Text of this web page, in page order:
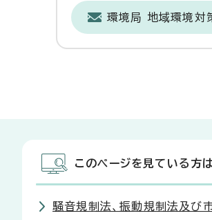
環境局 地域環境対
このページを見ている方
騒音規制法、振動規制法及び